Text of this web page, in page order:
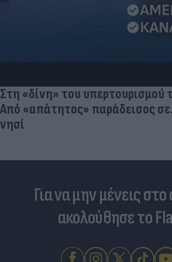
Στα σχοινιά ο Ινφαντίνο: UEFA,
ζητούν ανεξάρτητη έρευνα για
Για να μην μένεις στο
ακολούθησε το